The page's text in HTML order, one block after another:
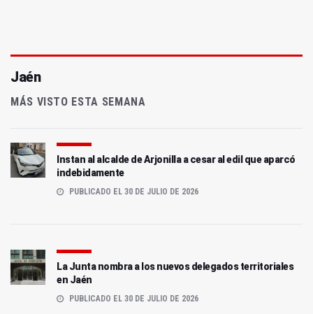
Jaén
MÁS VISTO ESTA SEMANA
Instan al alcalde de Arjonilla a cesar al edil que aparcó
indebidamente
PUBLICADO EL 30 DE JULIO DE 2026
La Junta nombra a los nuevos delegados territoriales
en Jaén
PUBLICADO EL 30 DE JULIO DE 2026